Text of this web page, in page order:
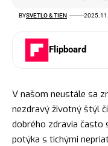
BYSVETLO & TIEN
Flipboard
V našom neustále sa
nezdravý životný štýl
dobrého zdravia často
potýka s tichými